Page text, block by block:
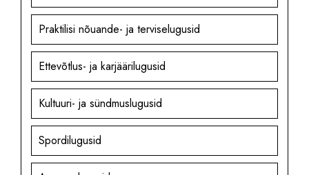
Praktilisi nõuande- ja terviselugusid
Ettevõtlus- ja karjäärilugusid
Kultuuri- ja sündmuslugusid
Spordilugusid